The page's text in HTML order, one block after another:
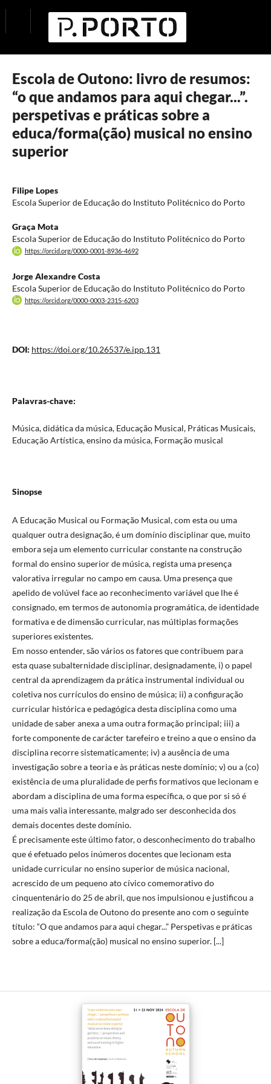
Escola de Outono: livro de resumos:
“o que andamos para aqui chegar...”.
perspetivas e práticas sobre a
educa/forma(ção) musical no ensino
superior
Filipe Lopes
Escola Superior de Educação do Instituto Politécnico do Porto
Graça Mota
Escola Superior de Educação do Instituto Politécnico do Porto
https://orcid.org/0000-0001-8936-4692
Jorge Alexandre Costa
Escola Superior de Educação do Instituto Politécnico do Porto
https://orcid.org/0000-0003-2315-6203
DOI: https://doi.org/10.26537/e.ipp.131
Palavras-chave:
Música, didática da música, Educação Musical, Práticas Musicais,
Educação Artística, ensino da música, Formação musical
Sinopse
A Educação Musical ou Formação Musical, com esta ou uma
qualquer outra designação, é um domínio disciplinar que, muito
embora seja um elemento curricular constante na construção
formal do ensino superior de música, regista uma presença
valorativa irregular no campo em causa. Uma presença que
apelido de volúvel face ao reconhecimento variável que lhe é
consignado, em termos de autonomia programática, de identidade
formativa e de dimensão curricular, nas múltiplas formações
superiores existentes.
Em nosso entender, são vários os fatores que contribuem para
esta quase subalternidade disciplinar, designadamente, i) o papel
central da aprendizagem da prática instrumental individual ou
coletiva nos currículos do ensino de música; ii) a configuração
curricular histórica e pedagógica desta disciplina como uma
unidade de saber anexa a uma outra formação principal; iii) a
forte componente de carácter tarefeiro e treino a que o ensino da
disciplina recorre sistematicamente; iv) a ausência de uma
investigação sobre a teoria e às práticas neste domínio; v) ou a (co)
existência de uma pluralidade de perfis formativos que lecionam e
abordam a disciplina de uma forma específica, o que por si só é
uma mais valia interessante, malgrado ser desconhecida dos
demais docentes deste domínio.
É precisamente este último fator, o desconhecimento do trabalho
que é efetuado pelos inúmeros docentes que lecionam esta
unidade curricular no ensino superior de música nacional,
acrescido de um pequeno ato cívico comemorativo do
cinquentenário do 25 de abril, que nos impulsionou e justificou a
realização da Escola de Outono do presente ano com o seguinte
título: “O que andamos para aqui chegar...” Perspetivas e práticas
sobre a educa/forma(ção) musical no ensino superior. [...]